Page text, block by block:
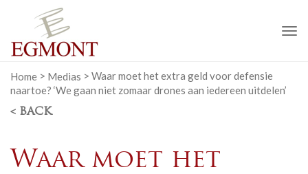
Home > Medias > Waar moet het extra geld voor defensie
naartoe? ‘We gaan niet zomaar drones aan iedereen uitdelen’
< BACK
Waar moet het